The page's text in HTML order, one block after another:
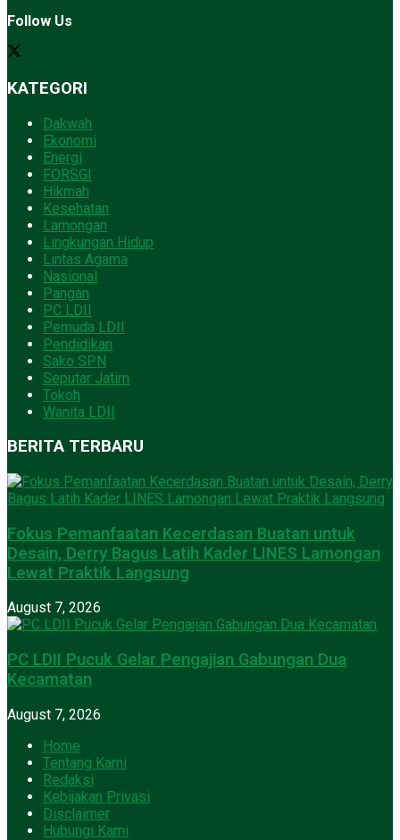
Follow Us
KATEGORI
Dakwah
Ekonomi
Energi
FORSGI
Hikmah
Kesehatan
Lamongan
Lingkungan Hidup
Lintas Agama
Nasional
Pangan
PC LDII
Pemuda LDII
Pendidikan
Sako SPN
Seputar Jatim
Tokoh
Wanita LDII
BERITA TERBARU
Fokus Pemanfaatan Kecerdasan Buatan untuk
Desain, Derry Bagus Latih Kader LINES Lamongan
Lewat Praktik Langsung
August 7, 2026
PC LDII Pucuk Gelar Pengajian Gabungan Dua
Kecamatan
August 7, 2026
Home
Tentang Kami
Redaksi
Kebijakan Privasi
Disclaimer
Hubungi Kami